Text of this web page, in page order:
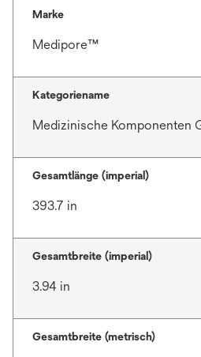
Marke
Medipore™
Kategoriename
Medizinische Komponenten
Gesamtlänge (imperial)
393.7 in
Gesamtbreite (imperial)
3.94 in
Gesamtbreite (metrisch)